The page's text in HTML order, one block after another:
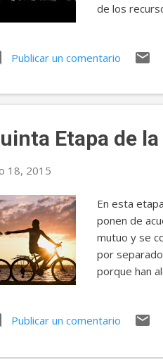
de los
vivir con la
que existen
que a través
Publicar un comentario
Etapa de
18, 2015
En esta
ponen de
mutuo y se
por
porque han
apertura,
propios no
Publicar un comentario